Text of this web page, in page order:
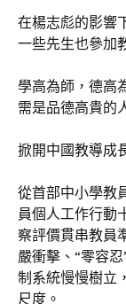
在楊志彪的影響
一些先生也參加
學高為師，德高
需是品德高貴的
掀開中國教導成
從首部中小學教
員個人工作行動
察評價貫串教員
嚴衝擊、“零容
制系統慢慢樹立
尺度。